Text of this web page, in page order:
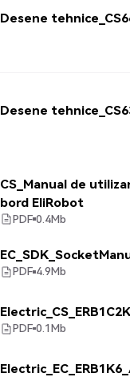
Desene
Desene
CS_Manual de
bord EliRobot
PDF 0.4Mb
PDF 4.9Mb
PDF 0.1Mb